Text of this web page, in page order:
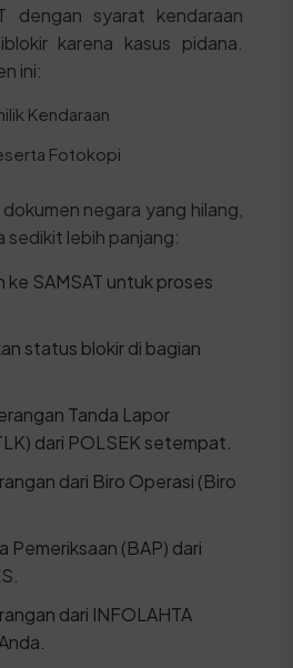
dengan syarat kendaraan
karena kasus pidana.
ini:
Kendaraan
Fotokopi
negara yang hilang,
sedikit lebih panjang:
ke SAMSAT untuk proses
status blokir di bagian
Tanda Lapor
dari POLSEK setempat.
dari Biro Operasi (Biro
Pemeriksaan (BAP) dari
dari INFOLAHTA